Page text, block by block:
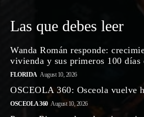
Las que debes leer
Wanda Román responde:
vivienda y sus primeros 100 días
FLORIDA August 10, 2026
OSCEOLA 360: Osceola vuelve
OSCEOLA 360 August 10, 2026